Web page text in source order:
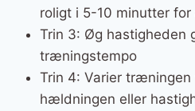
roligt i 5-10 minutter for
Trin 3: Øg hastigheden
træningstempo
Trin 4: Varier træningen
hældningen eller